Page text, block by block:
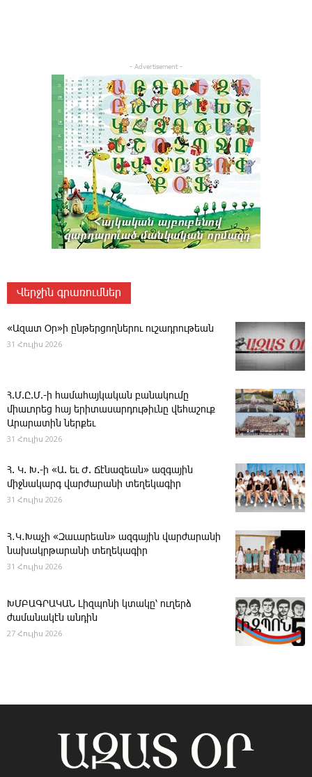
- Advertisement -
Վերջին գրառումներ
«Ազատ Օր»ի ընթերցողներու ուշադրութեան
31 Հուլիս 2026
Հ.Մ.Ը.Մ.-ի համահայկական բանակումը
միաւորեց հայ երիտասարդութիւնը վեհաշուք
Արարատին ներքեւ
31 Հուլիս 2026
Հ. Կ. Խ.-ի «Ա. եւ Ժ. ­Ճէնազեան» ազգային
միջնակարգ վարժարանի տեղեկագիր
31 Հուլիս 2026
Հ․Կ․Խաչի «Զաւարեան» ազգային վարժարանի
նախակրթարանի տեղեկագիր
31 Հուլիս 2026
ԽՄԲԱԳՐԱԿԱՆ ­Լիզպոնի կտակը՝ ուղերձ
ժամանակէն անդին
27 Հուլիս 2026